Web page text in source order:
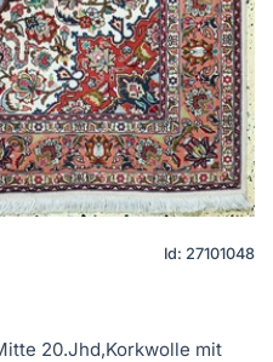
Id: 27101048
20.Jhd,Korkwolle mit